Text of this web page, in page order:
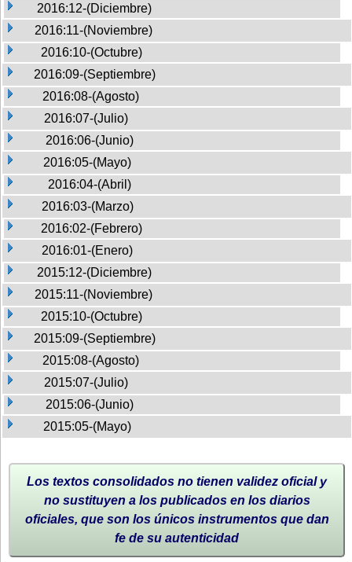
2016:12-(Diciembre)
2016:11-(Noviembre)
2016:10-(Octubre)
2016:09-(Septiembre)
2016:08-(Agosto)
2016:07-(Julio)
2016:06-(Junio)
2016:05-(Mayo)
2016:04-(Abril)
2016:03-(Marzo)
2016:02-(Febrero)
2016:01-(Enero)
2015:12-(Diciembre)
2015:11-(Noviembre)
2015:10-(Octubre)
2015:09-(Septiembre)
2015:08-(Agosto)
2015:07-(Julio)
2015:06-(Junio)
2015:05-(Mayo)
Los textos consolidados no tienen validez oficial y
no sustituyen a los publicados en los diarios
oficiales, que son los únicos instrumentos que dan
fe de su autenticidad